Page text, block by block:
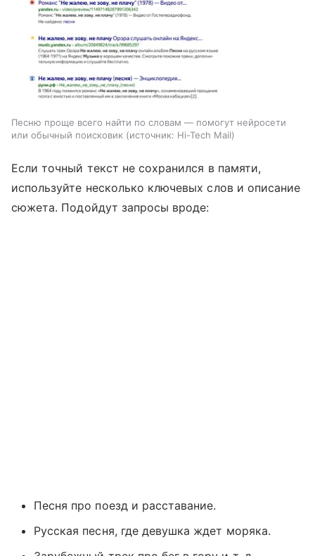
Песню проще всего найти по словам — помогут нейросети
или обычный поисковик
источник: Hi-Tech Mail
Если точный текст не сохранился в памяти,
используйте несколько ключевых слов и описание
сюжета. Подойдут запросы вроде:
Песня про поезд и расставание.
Русская песня, где девушка ждет моряка.